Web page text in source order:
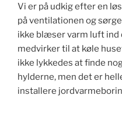
Vi er på udkig efter en
på ventilationen og
ikke blæser varm luft ind
medvirker til at køle
ikke lykkedes at finde
hylderne, men det er
installere